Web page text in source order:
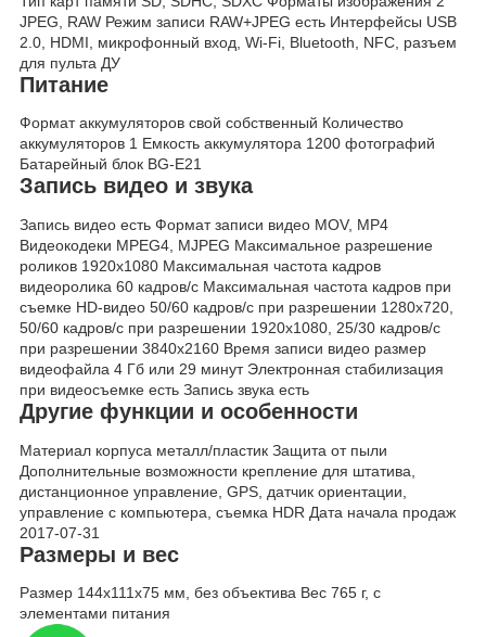
JPEG, RAW Режим записи RAW+JPEG есть Интерфейсы USB
2.0, HDMI, микрофонный вход, Wi-Fi, Bluetooth, NFC, разъем
для пульта ДУ
Питание
Формат аккумуляторов свой собственный Количество
аккумуляторов 1 Емкость аккумулятора 1200 фотографий
Батарейный блок BG-E21
Запись видео и звука
Запись видео есть Формат записи видео MOV, MP4
Видеокодеки MPEG4, MJPEG Максимальное разрешение
роликов 1920x1080 Максимальная частота кадров
видеоролика 60 кадров/с Максимальная частота кадров при
съемке HD-видео 50/60 кадров/с при разрешении 1280x720,
50/60 кадров/с при разрешении 1920x1080, 25/30 кадров/с
при разрешении 3840x2160 Время записи видео размер
видеофайла 4 Гб или 29 минут Электронная стабилизация
при видеосъемке есть Запись звука есть
Другие функции и особенности
Материал корпуса металл/пластик Защита от пыли
Дополнительные возможности крепление для штатива,
дистанционное управление, GPS, датчик ориентации,
управление с компьютера, cъемка HDR Дата начала продаж
2017-07-31
Размеры и вес
Размер 144x111x75 мм, без объектива Вес 765 г, с
элементами питания